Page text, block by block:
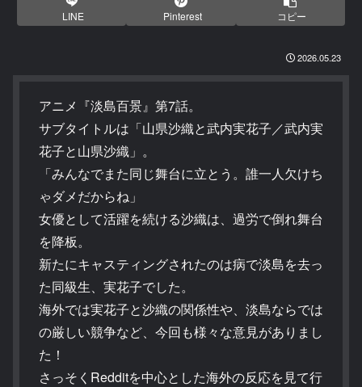
LINE Pinterest コピー
2026.05.23
アニメ『淡島百景』第7話。
サブタイトルは「山県沙織と武内実花子／武内実
花子と山県沙織」。
「みんなでまた同じ舞台に立とう。誰一人欠けち
ゃダメだからね」
女優として活躍を続ける沙織は、過労で倒れ舞台
を降板。
新たにキャスティングされたのは病で淡島を去っ
た同級生、実花子でした。
海外では実花子と沙織の関係性や、淡島ならでは
の厳しい競争など、今回も様々な意見がありまし
た！
さっそくRedditを中心とした海外の反応を見て行